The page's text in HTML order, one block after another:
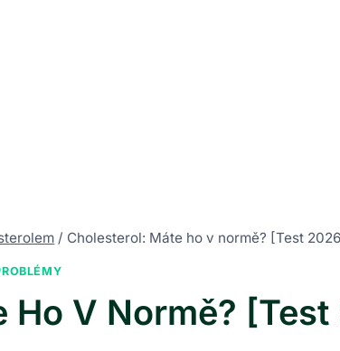
/ Cholesterol: Máte ho v normě? [Test
Ho V Normě? [Test